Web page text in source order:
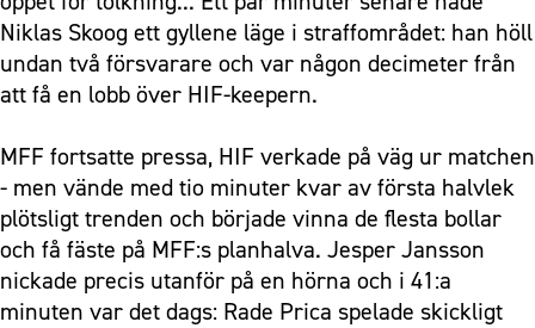
Niklas Skoog ett gyllene läge i straffområdet: han höll
undan två försvarare och var någon decimeter från
att få en lobb över HIF-keepern.
MFF fortsatte pressa, HIF verkade på väg ur matchen
- men vände med tio minuter kvar av första halvlek
plötsligt trenden och började vinna de flesta bollar
och få fäste på MFF:s planhalva. Jesper Jansson
nickade precis utanför på en hörna och i 41:a
minuten var det dags: Rade Prica spelade skickligt